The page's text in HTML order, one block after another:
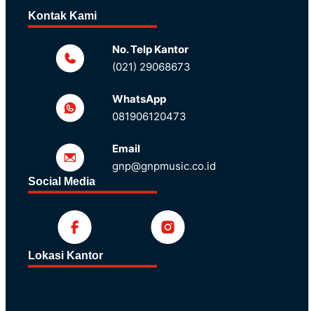
Kontak Kami
No. Telp Kantor
(021) 29068673
WhatsApp
081906120473
Email
gnp@gnpmusic.co.id
Social Media
Lokasi Kantor